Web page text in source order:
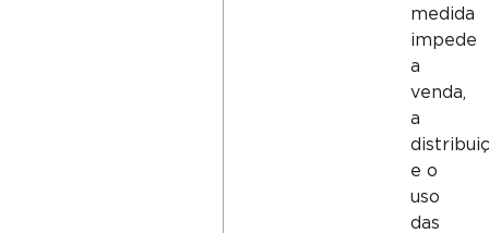
medida
impede
a
venda,
a
e o
uso
das